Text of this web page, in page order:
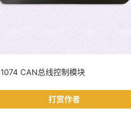
CAN总线控制模块
打赏作者